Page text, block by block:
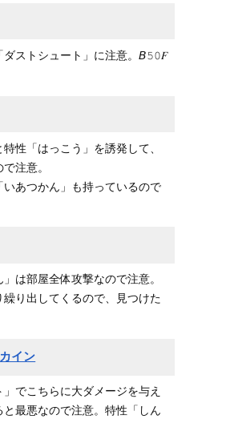
ダストシュート」に注意。𝘉𝟻𝟶𝐹
性「はっこう」を誘発して、
注意。
いあつかん」も持っているので
」は部屋全体攻撃なので注意。
り出してくるので、見つけた
イン
」でこちらに大ダメージを与え
と最悪なので注意。特性「しん